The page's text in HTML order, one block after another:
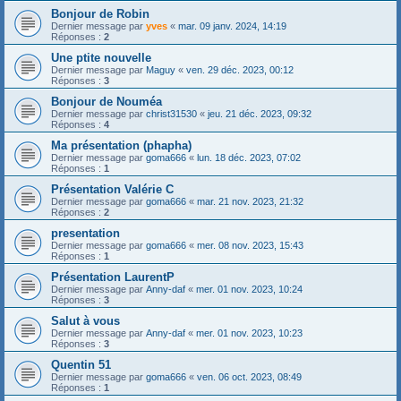
Bonjour de Robin
Dernier message par yves « mar. 09 janv. 2024, 14:19
Réponses : 2
Une ptite nouvelle
Dernier message par Maguy « ven. 29 déc. 2023, 00:12
Réponses : 3
Bonjour de Nouméa
Dernier message par christ31530 « jeu. 21 déc. 2023, 09:32
Réponses : 4
Ma présentation (phapha)
Dernier message par goma666 « lun. 18 déc. 2023, 07:02
Réponses : 1
Présentation Valérie C
Dernier message par goma666 « mar. 21 nov. 2023, 21:32
Réponses : 2
presentation
Dernier message par goma666 « mer. 08 nov. 2023, 15:43
Réponses : 1
Présentation LaurentP
Dernier message par Anny-daf « mer. 01 nov. 2023, 10:24
Réponses : 3
Salut à vous
Dernier message par Anny-daf « mer. 01 nov. 2023, 10:23
Réponses : 3
Quentin 51
Dernier message par goma666 « ven. 06 oct. 2023, 08:49
Réponses : 1